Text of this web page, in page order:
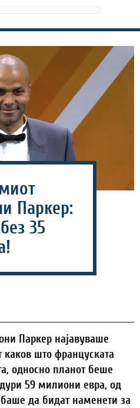
Паркер:
35
Паркер најавуваше
каков што француската
односно планот беше
59 милиони евра, од
да бидат наменети за